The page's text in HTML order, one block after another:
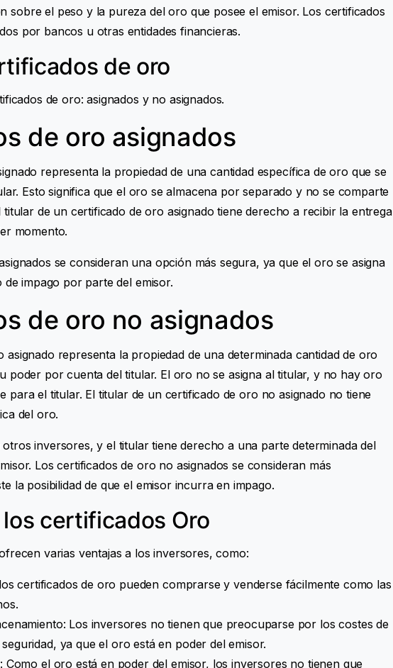
sobre el peso y la pureza del oro que posee el emisor. Los certificados
por bancos u otras entidades financieras.
de oro
de oro: asignados y no asignados.
de oro asignados
representa la propiedad de una cantidad específica de oro que se
Esto significa que el oro se almacena por separado y no se comparte
de un certificado de oro asignado tiene derecho a recibir la entrega
momento.
se consideran una opción más segura, ya que el oro se asigna
impago por parte del emisor.
de oro no asignados
representa la propiedad de una determinada cantidad de oro
poder por cuenta del titular. El oro no se asigna al titular, y no hay oro
para el titular. El titular de un certificado de oro no asignado no tiene
del oro.
inversores, y el titular tiene derecho a una parte determinada del
Los certificados de oro no asignados se consideran más
la posibilidad de que el emisor incurra en impago.
certificados Oro
varias ventajas a los inversores, como:
certificados de oro pueden comprarse y venderse fácilmente como las
Los inversores no tienen que preocuparse por los costes de
ya que el oro está en poder del emisor.
Como el oro está en poder del emisor, los inversores no tienen que